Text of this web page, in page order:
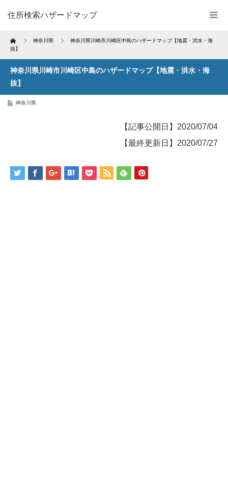
住所検索ハザードマップ
Home 神奈川県
神奈川県川崎市川崎区中島のハザードマップ【地震・洪水・海
抜】
神奈川県川崎市川崎区中島のハザードマップ【地震・洪水・海
抜】
神奈川県
【記事公開日】2020/07/04
【最終更新日】2020/07/27